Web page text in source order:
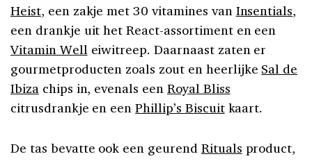
Heist, een zakje met 30 vitamines van Insentials,
een drankje uit het React-assortiment en een
Vitamin Well eiwitreep. Daarnaast zaten er
gourmetproducten zoals zout en heerlijke Sal de
Ibiza chips in, evenals een Royal Bliss
citrusdrankje en eenPhillip’s Biscuitkaart.
De tas bevatte ook een geurend Rituals product,